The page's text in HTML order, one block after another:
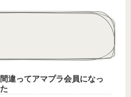
間違ってアマプラ会員になっ
た